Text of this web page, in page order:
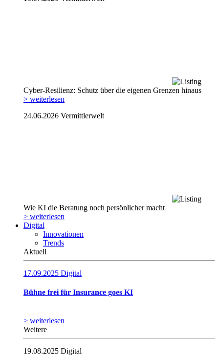
Cyber-Resilienz: Schutz über die eigenen Grenzen hinaus
> weiterlesen
24.06.2026 Vermittlerwelt
Wie KI die Beratung noch persönlicher macht
> weiterlesen
Digital
Innovationen
Trends
Aktuell
17.09.2025 Digital
Bühne frei für Insurance goes KI
> weiterlesen
Weitere
19.08.2025 Digital